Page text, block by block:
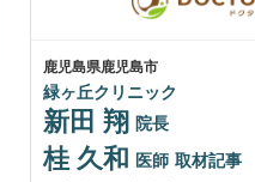
鹿児島県鹿児島市
緑ヶ丘クリニック
新田 翔 院長
桂 久和 医師 取材記事